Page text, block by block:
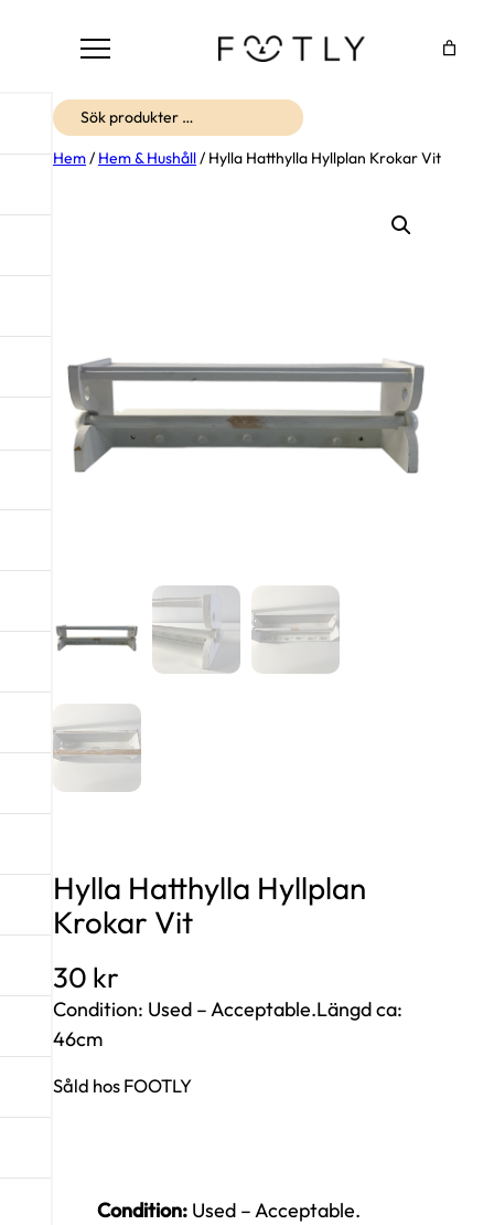
Sök
Hem / Hem & Hushåll / Hylla Hatthylla Hyllplan Krokar Vit
Hylla Hatthylla Hyllplan
Krokar Vit
30 kr
Condition: Used – Acceptable.Längd ca:
46cm
Såld hos FOOTLY
Condition: Used – Acceptable.